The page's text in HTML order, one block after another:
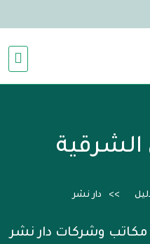
الشرقية
دار نشر
مكاتب وشركات دار نشر